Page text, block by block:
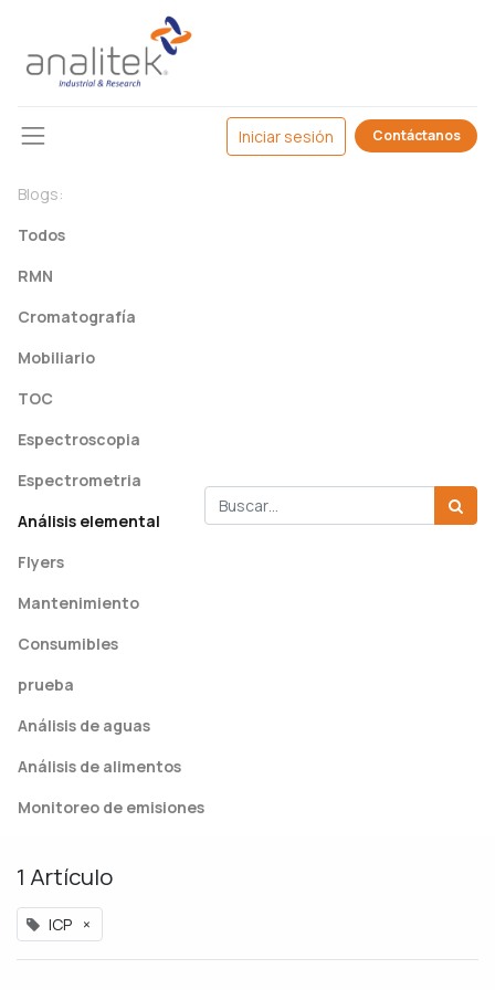
Iniciar sesión Contáctanos
Blogs:
Todos
RMN
Cromatografía
Mobiliario
TOC
Espectroscopia
Espectrometria
Análisis elemental
Flyers
Mantenimiento
Consumibles
prueba
Análisis de aguas
Análisis de alimentos
Monitoreo de emisiones
1 Artículo
ICP ×